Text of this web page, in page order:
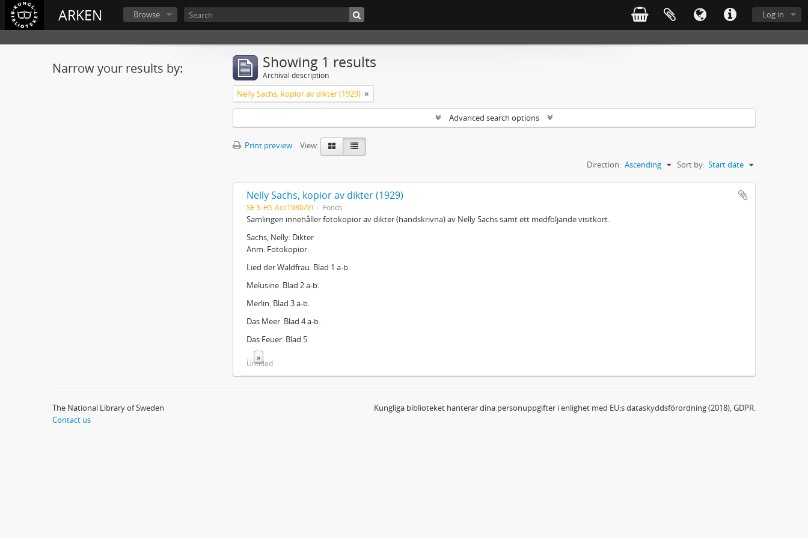
ARKEN Log in
Browse
Narrow your results by: Showing 1 results
Archival description
Nelly Sachs, kopior av dikter (1929)
Advanced search options
Print preview
View:
Sort by: Start date
Direction: Ascending
Nelly Sachs, kopior av dikter (1929)
SE S-HS Acc1980/91 Fonds
Samlingen innehåller fotokopior av dikter (handskrivna) av Nelly Sachs samt ett medföljande visitkort.
Sachs, Nelly: Dikter
Anm. Fotokopior.
Lied der Waldfrau. Blad 1 a-b.
Melusine. Blad 2 a-b.
Merlin. Blad 3 a-b.
Das Meer. Blad 4 a-b.
Das Feuer. Blad 5.
»
Untitled
The National Library of Sweden
Contact us
Kungliga biblioteket hanterar dina personuppgifter i enlighet med EU:s dataskyddsförordning (2018), GDPR.